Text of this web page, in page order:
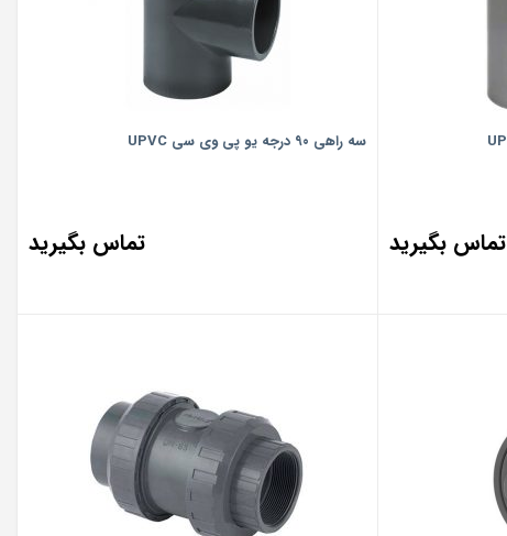
تماس بگیرید
سه راهی ۹۰ درجه یو پی وی سی UPVC
تماس بگیرید